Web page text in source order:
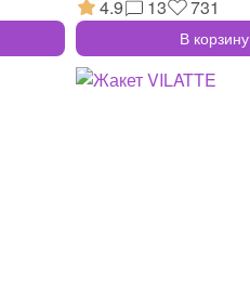
4.9 13 731
В корзину